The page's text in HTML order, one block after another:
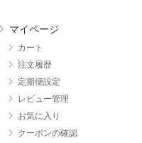
マイページ
カート
注文履歴
定期便設定
レビュー管理
お気に入り
クーポンの確認